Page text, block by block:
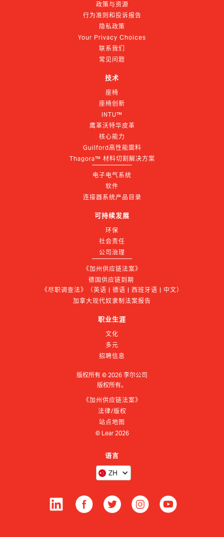
政策与资源
行为准则和投诉报告
隐私政策
Your Privacy Choices
联系我们
常见问题
技术
座椅
座椅创新
INTU™
鹰革沃特华皮革
核心能力
Guilford高性能面料
Thagora™ 材料切割解决方案
电子电气系统
软件
连接器系统产品目录
可持续发展
环保
社会责任
公司治理
《加州供应链法案》
德国供应链到期
《尽职调查法》（英语 | 德语 | 西班牙语 | 中文）
加拿大现代奴隶制法案报告
职业生涯
文化
多元
招聘信息
版权所有 © 2026 李尔公司
版权所有。
《加州供应链法案》
法律/版权
站点地图
© Lear 2026
语言
ZH